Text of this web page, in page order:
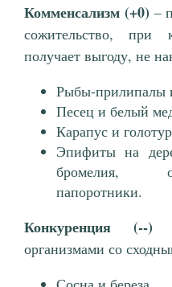
Комменсализм (+0) –
сожительство, при
получает выгоду, не
Рыбы-прилипалы
Песец и белый
Карапус и
Эпифиты на
бромелия,
папоротники.
Конкуренция (--)
организмами со